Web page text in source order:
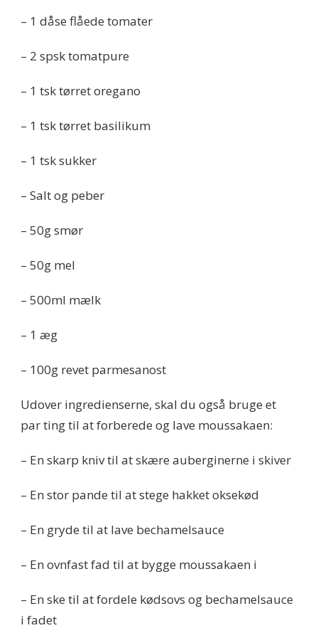
– 1 dåse flåede tomater
– 2 spsk tomatpure
– 1 tsk tørret oregano
– 1 tsk tørret basilikum
– 1 tsk sukker
– Salt og peber
– 50g smør
– 50g mel
– 500ml mælk
– 1 æg
– 100g revet parmesanost
Udover ingredienserne, skal du også bruge et
par ting til at forberede og lave moussakaen:
– En skarp kniv til at skære auberginerne i skiver
– En stor pande til at stege hakket oksekød
– En gryde til at lave bechamelsauce
– En ovnfast fad til at bygge moussakaen i
– En ske til at fordele kødsovs og bechamelsauce
i fadet